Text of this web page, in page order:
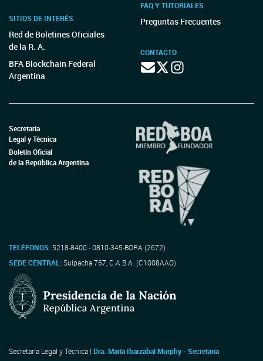
SITIOS DE INTERÉS
Red de Boletines Oficiales
de la R. A.
BFA Blockchain Federal
Argentina
FAQ Y TUTORIALES
Preguntas Frecuentes
CONTACTO
Secretaría
Legal y Técnica
Boletín Oficial
de la República Argentina
TELÉFONOS: 5218-8400 - 0810-345-BORA (2672)
SEDE CENTRAL:Suipacha 767, C.A.B.A. (C1008AAO)
Secretaría Legal y Técnica | Dra. María Ibarzabal Murphy - Secretaria